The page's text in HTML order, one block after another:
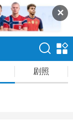
✕
剧照